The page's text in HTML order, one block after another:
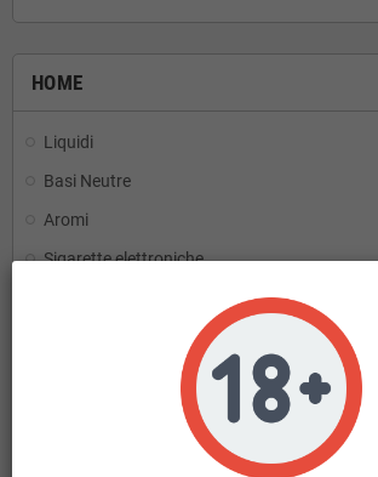
HOME
Liquidi
Basi Neutre
Aromi
Sigarette elettroniche